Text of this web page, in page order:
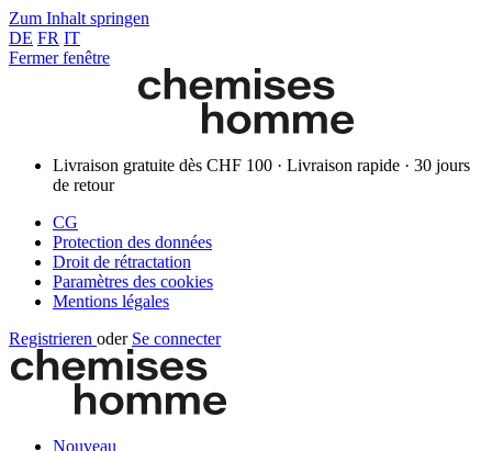
Zum Inhalt springen
DE FR IT
Fermer fenêtre
Livraison gratuite dès CHF 100 · Livraison rapide · 30 jours
de retour
CG
Protection des données
Droit de rétractation
Paramètres des cookies
Mentions légales
Registrieren oder Se connecter
Nouveau